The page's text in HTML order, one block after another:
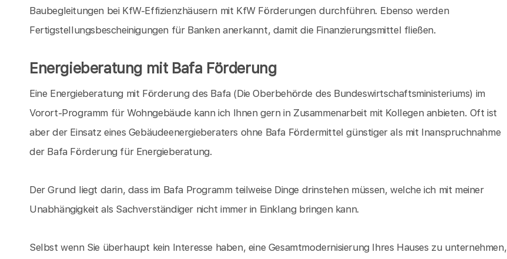
Baubegleitungen bei KfW-Effizienzhäusern mit KfW Förderungen durchführen. Ebenso werden
Fertigstellungsbescheinigungen für Banken anerkannt, damit die Finanzierungsmittel fließen.
Energieberatung mit Bafa Förderung
Eine Energieberatung mit Förderung des Bafa (Die Oberbehörde des Bundeswirtschaftsministeriums) im
Vorort-Programm für Wohngebäude kann ich Ihnen gern in Zusammenarbeit mit Kollegen anbieten. Oft ist
aber der Einsatz eines Gebäudeenergieberaters ohne Bafa Fördermittel günstiger als mit Inanspruchnahme
der Bafa Förderung für Energieberatung.
Der Grund liegt darin, dass im Bafa Programm teilweise Dinge drinstehen müssen, welche ich mit meiner
Unabhängigkeit als Sachverständiger nicht immer in Einklang bringen kann.
Selbst wenn Sie überhaupt kein Interesse haben, eine Gesamtmodernisierung Ihres Hauses zu unternehmen,